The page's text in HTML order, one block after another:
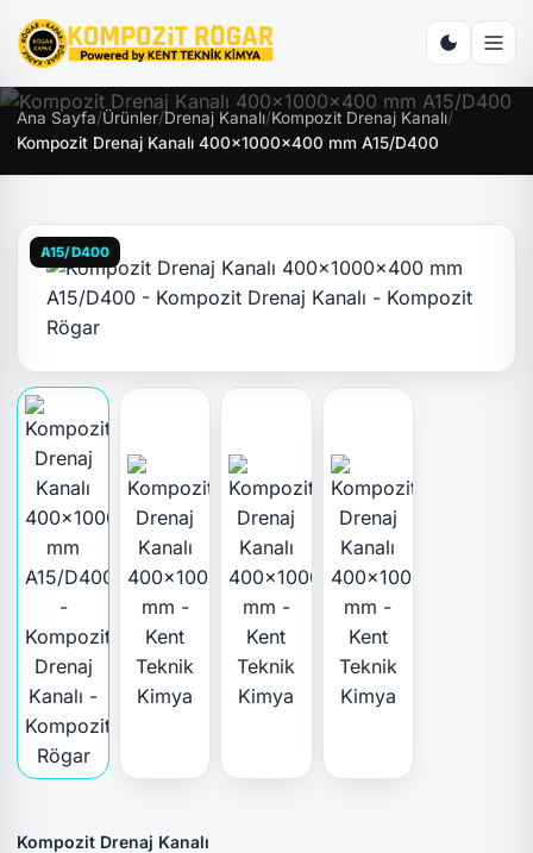
Ana Sayfa/Ürünler/Drenaj Kanalı/Kompozit Drenaj Kanalı/
Kompozit Drenaj Kanalı 400x1000x400 mm A15/D400
A15/D400
Kompozit Drenaj Kanalı